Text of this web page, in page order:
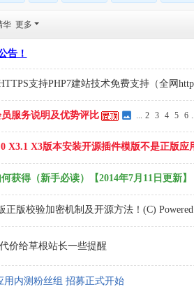
华 更多
告！
支持PHP7建站技术免费支持（全网
服务说明及优势评比 ... 2 3 4 5 6 ..
X3.1 X3版本安装开源插件模版不是正版应
获得（新手必读）【2014年7月11日更新】
正版校验加密机制及开源方法！(C) Powered
价给草根站长一些提醒
用内测粉丝组 招募正式开始